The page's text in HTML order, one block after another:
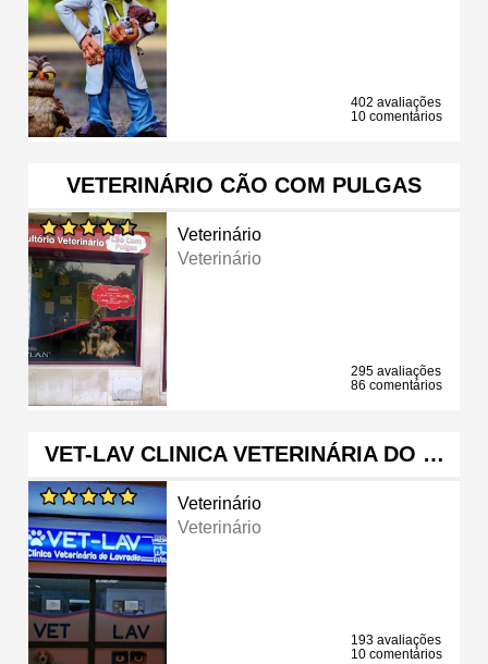
402 avaliações
10 comentários
VETERINÁRIO CÃO COM PULGAS
Veterinário
Veterinário
295 avaliações
86 comentários
VET-LAV CLINICA VETERINÁRIA DO …
Veterinário
Veterinário
193 avaliações
10 comentários